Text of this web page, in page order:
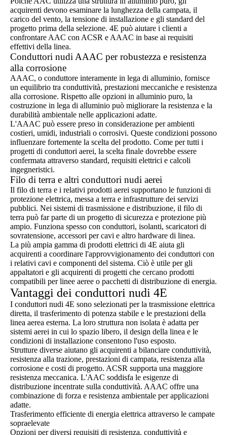
acquirenti devono esaminare la lunghezza della campata, il
carico del vento, la tensione di installazione e gli standard del
progetto prima della selezione. 4E può aiutare i clienti a
confrontare AAC con ACSR e AAAC in base ai requisiti
effettivi della linea.
Conduttori nudi AAAC per robustezza e resistenza
alla corrosione
AAAC, o conduttore interamente in lega di alluminio, fornisce
un equilibrio tra conduttività, prestazioni meccaniche e resistenza
alla corrosione. Rispetto alle opzioni in alluminio puro, la
costruzione in lega di alluminio può migliorare la resistenza e la
durabilità ambientale nelle applicazioni adatte.
L'AAAC può essere preso in considerazione per ambienti
costieri, umidi, industriali o corrosivi. Queste condizioni possono
influenzare fortemente la scelta del prodotto. Come per tutti i
progetti di conduttori aerei, la scelta finale dovrebbe essere
confermata attraverso standard, requisiti elettrici e calcoli
ingegneristici.
Filo di terra e altri conduttori nudi aerei
Il filo di terra e i relativi prodotti aerei supportano le funzioni di
protezione elettrica, messa a terra e infrastrutture dei servizi
pubblici. Nei sistemi di trasmissione e distribuzione, il filo di
terra può far parte di un progetto di sicurezza e protezione più
ampio. Funziona spesso con conduttori, isolanti, scaricatori di
sovratensione, accessori per cavi e altro hardware di linea.
La più ampia gamma di prodotti elettrici di 4E aiuta gli
acquirenti a coordinare l'approvvigionamento dei conduttori con
i relativi cavi e componenti del sistema. Ciò è utile per gli
appaltatori e gli acquirenti di progetti che cercano prodotti
compatibili per linee aeree o pacchetti di distribuzione di energia.
Vantaggi dei conduttori nudi 4E
I conduttori nudi 4E sono selezionati per la trasmissione elettrica
diretta, il trasferimento di potenza stabile e le prestazioni della
linea aerea esterna. La loro struttura non isolata è adatta per
sistemi aerei in cui lo spazio libero, il design della linea e le
condizioni di installazione consentono l'uso esposto.
Strutture diverse aiutano gli acquirenti a bilanciare conduttività,
resistenza alla trazione, prestazioni di campata, resistenza alla
corrosione e costi di progetto. ACSR supporta una maggiore
resistenza meccanica. L'AAC soddisfa le esigenze di
distribuzione incentrate sulla conduttività. AAAC offre una
combinazione di forza e resistenza ambientale per applicazioni
adatte.
Trasferimento efficiente di energia elettrica attraverso le campate
sopraelevate
Opzioni per diversi requisiti di resistenza, conduttività e